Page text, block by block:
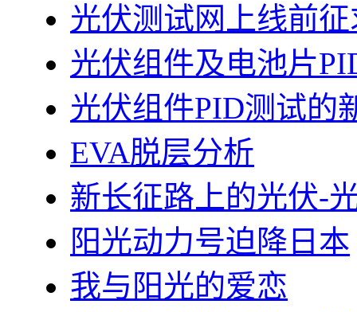
光伏测试网上线前
光伏组件及电池片
光伏组件PID测试的
EVA脱层分析
新长征路上的光伏-
阳光动力号迫降日本
我与阳光的爱恋